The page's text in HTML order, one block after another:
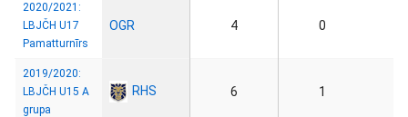
2020/2021:
LBJČH U17
Pamatturnīrs
OGR 4 0
2019/2020:
LBJČH U15 A
grupa
RHS 6 1